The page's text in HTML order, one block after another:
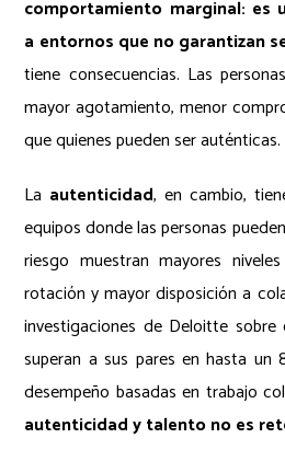
comportamiento marginal: es
a entornos que no garantizan
tiene consecuencias. Las
mayor agotamiento, menor
que quienes pueden ser auténticas.
La autenticidad, en cambio,
equipos donde las personas
riesgo muestran mayores
rotación y mayor disposición a
investigaciones de Deloitte sobre
superan a sus pares en hasta un
desempeño basadas en trabajo
autenticidad y talento no es